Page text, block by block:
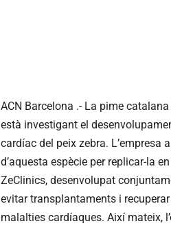
ACN Barcelona .- La pime
està investigant el
cardíac del peix zebra.
d’aquesta espècie per replicar-la
ZeClinics, desenvolupat
evitar transplantaments i
malalties cardíaques. Així mateix,